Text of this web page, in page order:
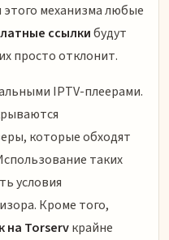
механизма любые
ссылкибудут
просто отклонит.
IPTV-плеерами.
которые обходят
таких
условия
Кроме того,
на Torservкрайне